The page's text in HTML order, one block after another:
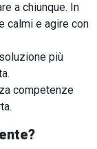
a chiunque. In
calmi e agire con
più
competenze